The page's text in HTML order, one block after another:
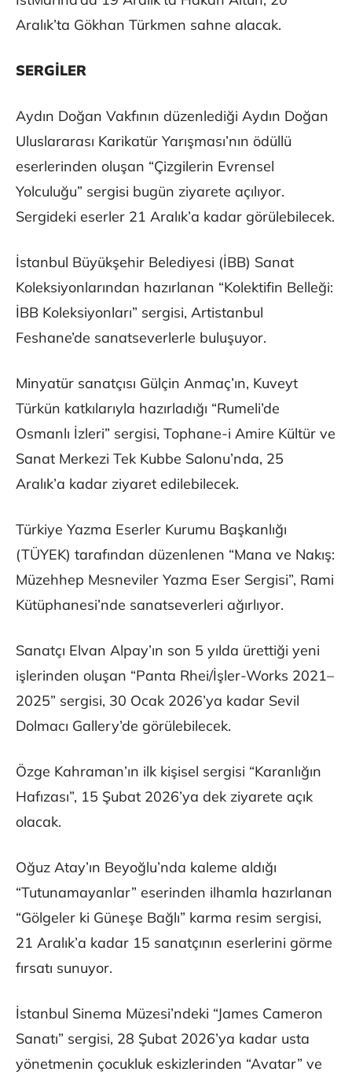
Aralık’ta Gökhan Türkmen sahne alacak.
SERGİLER
Aydın Doğan Vakfının düzenlediği Aydın Doğan
Uluslararası Karikatür Yarışması’nın ödüllü
eserlerinden oluşan “Çizgilerin Evrensel
Yolculuğu” sergisi bugün ziyarete açılıyor.
Sergideki eserler 21 Aralık’a kadar görülebilecek.
İstanbul Büyükşehir Belediyesi (İBB) Sanat
Koleksiyonlarından hazırlanan “Kolektifin Belleği:
İBB Koleksiyonları” sergisi, Artistanbul
Feshane’de sanatseverlerle buluşuyor.
Minyatür sanatçısı Gülçin Anmaç’ın, Kuveyt
Türkün katkılarıyla hazırladığı “Rumeli’de
Osmanlı İzleri” sergisi, Tophane-i Amire Kültür ve
Sanat Merkezi Tek Kubbe Salonu’nda, 25
Aralık’a kadar ziyaret edilebilecek.
Türkiye Yazma Eserler Kurumu Başkanlığı
(TÜYEK) tarafından düzenlenen “Mana ve Nakış:
Müzehhep Mesneviler Yazma Eser Sergisi”, Rami
Kütüphanesi’nde sanatseverleri ağırlıyor.
Sanatçı Elvan Alpay’ın son 5 yılda ürettiği yeni
işlerinden oluşan “Panta Rhei/İşler-Works 2021–
2025” sergisi, 30 Ocak 2026’ya kadar Sevil
Dolmacı Gallery’de görülebilecek.
Özge Kahraman’ın ilk kişisel sergisi “Karanlığın
Hafızası”, 15 Şubat 2026’ya dek ziyarete açık
olacak.
Oğuz Atay’ın Beyoğlu’nda kaleme aldığı
“Tutunamayanlar” eserinden ilhamla hazırlanan
“Gölgeler ki Güneşe Bağlı” karma resim sergisi,
21 Aralık’a kadar 15 sanatçının eserlerini görme
fırsatı sunuyor.
İstanbul Sinema Müzesi’ndeki “James Cameron
Sanatı” sergisi, 28 Şubat 2026’ya kadar usta
yönetmenin çocukluk eskizlerinden “Avatar” ve